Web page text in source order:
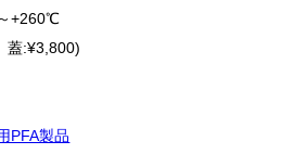
+260℃
蓋:¥3,800)
PFA製品